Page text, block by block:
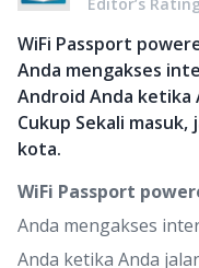
WiFi Passport
Anda mengakses
Android Anda ketika
Cukup Sekali
kota.
WiFi Passport
Anda mengakses
Anda ketika Anda